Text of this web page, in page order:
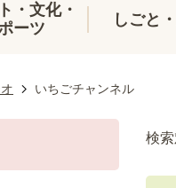
・文化・
ーツ
しごと
いちごチャンネル
検